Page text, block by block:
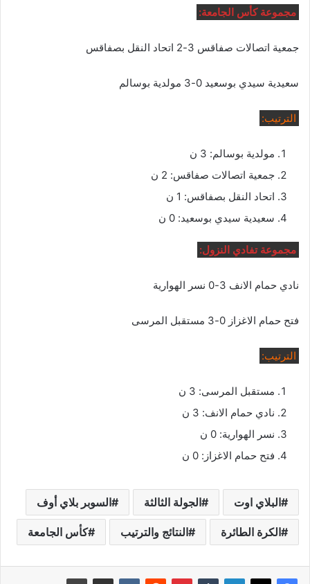
مجموعة كأس الجامعة:
جمعية اتصالات صفاقس 3-2 اتحاد النقل بصفاقس
سعيدية سيدي بوسعيد 0-3 مولدية بوسالم
الترتيب:
مولدية بوسالم: 3 ن
جمعية اتصالات صفاقس: 2 ن
اتحاد النقل بصفاقس: 1 ن
سعيدية سيدي بوسعيد: 0 ن
مجموعة تفادي النزول:
نادي حمام الانف 3-0 نسر الهوارية
فتح حمام الاغزاز 0-3 مستقبل المرسى
الترتيب:
مستقبل المرسى: 3 ن
نادي حمام الانف: 3 ن
نسر الهوارية: 0 ن
فتح حمام الاغزاز: 0 ن
البلاي اوت الجولة الثالثة السوبر بلاي أوف
الكرة الطائرة النتائج والترتيب كأس الجامعة